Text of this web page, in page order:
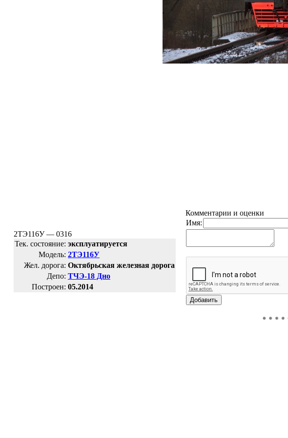
2ТЭ116У — 0316
Тек. состояние: эксплуатируется
Модель: 2ТЭ116У
Жел. дорога: Октябрьская железная дорога
Депо: ТЧЭ-18 Дно
Построен: 05.2014
Комментарии и оценки
Имя: